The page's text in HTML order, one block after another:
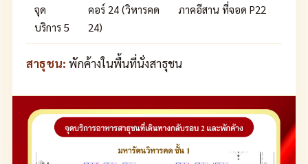
จุด
บริการ 5
คอร์ 24 (วิหารคด
24)
ภาคอีสาน ที่จอด P22
สาธุชน: พักค้างในพื้นที่นั่งสาธุชน